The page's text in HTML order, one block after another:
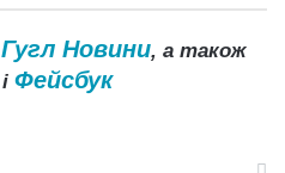
Гугл Новини, а також
і Фейсбук